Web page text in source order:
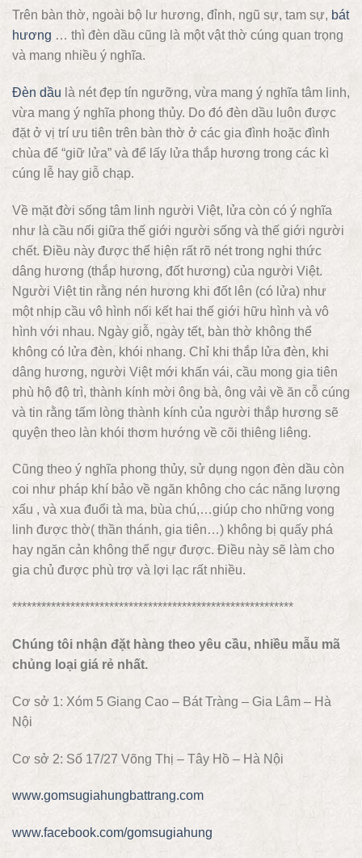
Trên bàn thờ, ngoài bộ lư hương, đỉnh, ngũ sự, tam sự, bát
hương … thì đèn dầu cũng là một vật thờ cúng quan trọng
và mang nhiều ý nghĩa.
Đèn dầu là nét đẹp tín ngưỡng, vừa mang ý nghĩa tâm linh,
vừa mang ý nghĩa phong thủy. Do đó đèn dầu luôn được
đặt ở vị trí ưu tiên trên bàn thờ ở các gia đình hoặc đình
chùa để “giữ lửa” và để lấy lửa thắp hương trong các kì
cúng lễ hay giỗ chạp.
Về mặt đời sống tâm linh người Việt, lửa còn có ý nghĩa
như là cầu nối giữa thế giới người sống và thế giới người
chết. Điều này được thể hiện rất rõ nét trong nghi thức
dâng hương (thắp hương, đốt hương) của người Việt.
Người Việt tin rằng nén hương khi đốt lên (có lửa) như
một nhịp cầu vô hình nối kết hai thế giới hữu hình và vô
hình với nhau. Ngày giỗ, ngày tết, bàn thờ không thể
không có lửa đèn, khói nhang. Chỉ khi thắp lửa đèn, khi
dâng hương, người Việt mới khấn vái, cầu mong gia tiên
phù hộ độ trì, thành kính mời ông bà, ông vải về ăn cỗ cúng
và tin rằng tấm lòng thành kính của người thắp hương sẽ
quyện theo làn khói thơm hướng về cõi thiêng liêng.
Cũng theo ý nghĩa phong thủy, sử dụng ngọn đèn dầu còn
coi như pháp khí bảo về ngăn không cho các năng lượng
xấu , và xua đuổi tà ma, bùa chú,…giúp cho những vong
linh được thờ( thần thánh, gia tiên…) không bị quấy phá
hay ngăn cản không thể ngự được. Điều này sẽ làm cho
gia chủ được phù trợ và lợi lạc rất nhiều.
**********************************************************
Chúng tôi nhận đặt hàng theo yêu cầu, nhiều mẫu mã
chủng loại giá rẻ nhất.
Cơ sở 1: Xóm 5 Giang Cao – Bát Tràng – Gia Lâm – Hà
Nội
Cơ sở 2: Số 17/27 Võng Thị – Tây Hồ – Hà Nội
www.gomsugiahungbattrang.com
www.facebook.com/gomsugiahung